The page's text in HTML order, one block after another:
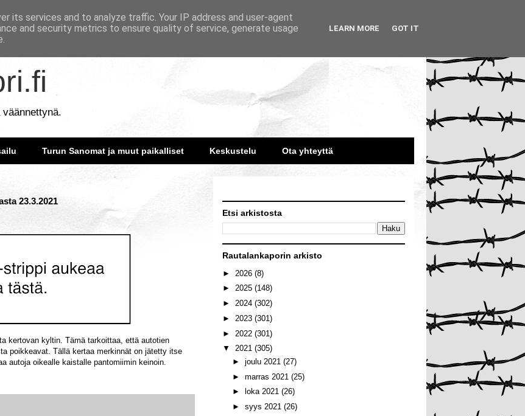
Turun Sanomat ja muut paikalliset Keskustelu Ota yhteyttä
23.3.2021
kertovan kyltin. Tämä tarkoittaa, että autotien
poikkeavat. Tällä kertaa merkinnät on jätetty itse
autoja oikealle kaistalle pantomiimin keinoin.
Etsi arkistosta
Rautalankaporin arkisto
► 2026 (8)
► 2025 (148)
► 2024 (302)
► 2023 (301)
► 2022 (301)
▼ 2021 (305)
► joulu 2021 (27)
► marras 2021 (25)
►
loka 2021 (26)
► syys 2021 (26)
its services and to analyze traffic. Your IP address and user-agent
and security metrics to ensure quality of service, generate usage
LEARN MORE GOT IT